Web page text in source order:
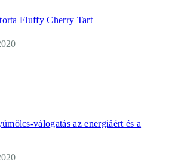
Fluffy Cherry Tart
válogatás az energiáért és a